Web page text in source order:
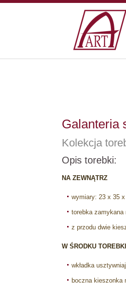
Galanteria
Kolekcja
Opis torebki:
NA ZEWNĄTRZ
wymiary: 23 x 35
torebka zamykana
z przodu dwie
W ŚRODKU TOREBKI
wkładka
boczna kieszonka